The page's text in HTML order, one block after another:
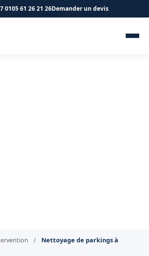
0105 61 26 21 26Demander un devis
/
Nettoyage de parkings à